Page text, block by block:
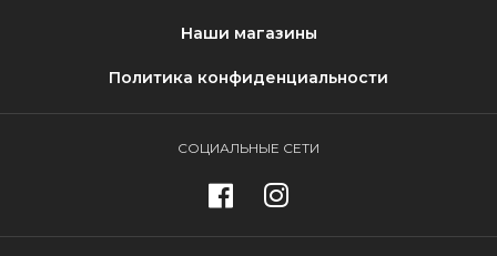
Наши магазины
Политика конфиденциальности
СОЦИАЛЬНЫЕ СЕТИ